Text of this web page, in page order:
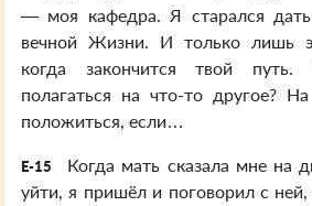
— моя кафедра. Я старался
вечной Жизни. И только лишь
когда закончится твой
полагаться на что-то другое?
положиться, если…
E-15
Когда мать сказала мне на
уйти, я пришёл и поговорил с